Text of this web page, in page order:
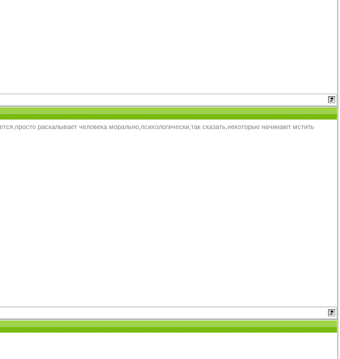
раскалывает человека морально,психологически,так сказать,некоторые начинают мстить